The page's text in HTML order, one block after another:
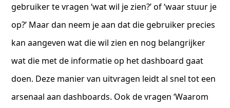
gebruiker te vragen ‘wat wil je zien?’ of ‘waar stuur je
op?’ Maar dan neem je aan dat die gebruiker precies
kan aangeven wat die wil zien en nog belangrijker
wat die met de informatie op het dashboard gaat
doen. Deze manier van uitvragen leidt al snel tot een
arsenaal aan dashboards. Ook de vragen ‘Waarom